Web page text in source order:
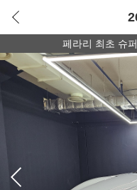
페라리 최초 슈